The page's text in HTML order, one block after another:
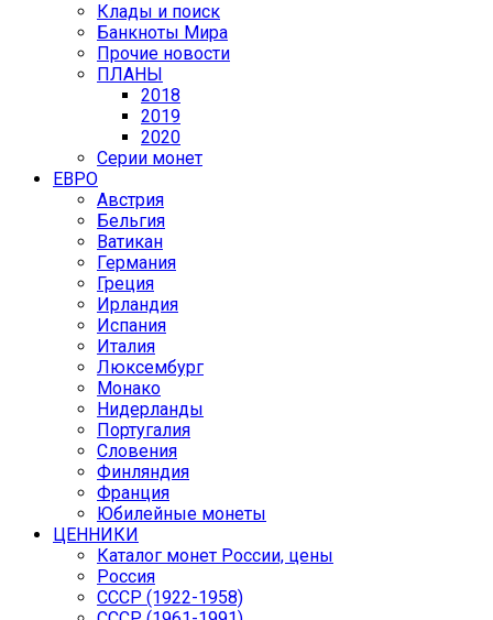
Клады и поиск
Банкноты Мира
Прочие новости
ПЛАНЫ
2018
2019
2020
Серии монет
ЕВРО
Австрия
Бельгия
Ватикан
Германия
Греция
Ирландия
Испания
Италия
Люксембург
Монако
Нидерланды
Португалия
Словения
Финляндия
Франция
Юбилейные монеты
ЦЕННИКИ
Каталог монет России, цены
Россия
СССР (1922-1958)